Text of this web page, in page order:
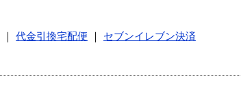
代金引換宅配便
セブンイレブン決済